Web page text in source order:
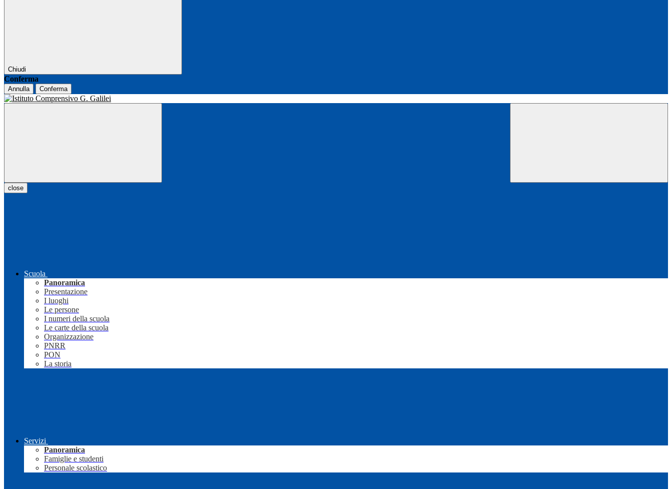
Chiudi
Conferma
Annulla Conferma
close
Scuola
Panoramica
Presentazione
I luoghi
Le persone
I numeri della scuola
Le carte della scuola
Organizzazione
PNRR
PON
La storia
Servizi
Panoramica
Famiglie e studenti
Personale scolastico